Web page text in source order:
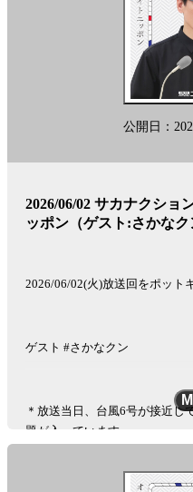
公開日：
2026/06/02 サカナクショ
ッポン（ゲスト:さかなク
2026/06/02(火)放送回をポット
ゲスト #さかなクン
＊放送当日、台風6号が接近し
題が入っています。